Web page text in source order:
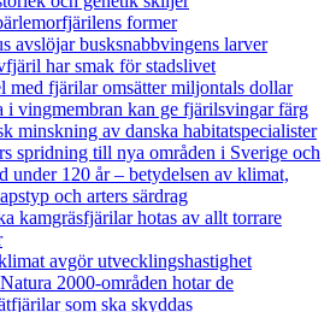
former
avslöjar busksnabbvingens larver
har smak för stadslivet
med fjärilar omsätter miljontals dollar
i vingmembran kan ge fjärilsvingar färg
minskning av danska habitatspecialister
spridning till nya områden i Sverige och
under 120 år– betydelsen av klimat,
och arters särdrag
kamgräsfjärilar hotas av allt torrare
avgör utvecklingshastighet
2000-områden hotar de
som ska skyddas